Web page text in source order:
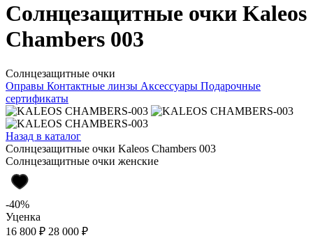
Солнцезащитные очки Kaleos
Chambers 003
Солнцезащитные очки
Оправы Контактные линзы Аксессуары Подарочные
сертификаты
Назад в каталог
Солнцезащитные очки Kaleos Chambers 003
Солнцезащитные очки женские
-40%
Уценка
16 800 ₽ 28 000 ₽